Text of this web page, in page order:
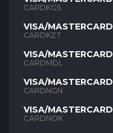
KGS
CARDKGS
VISA/MASTERCARD
KZT
CARDKZT
VISA/MASTERCARD
MDL
CARDMDL
VISA/MASTERCARD
NGN
CARDNGN
VISA/MASTERCARD
NOK
CARDNOK